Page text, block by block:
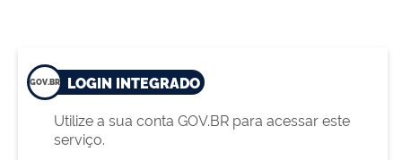
LOGIN INTEGRADO
Utilize a sua conta GOV.BR para acessar este
serviço.